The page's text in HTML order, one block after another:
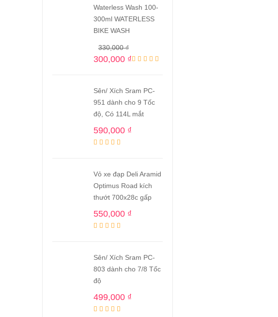
Waterless Wash 100-
300ml WATERLESS
BIKE WASH
330,000₫
300,000 ₫
Sên/ Xích Sram PC-
951 dành cho 9 Tốc
độ, Có 114L mắt
590,000 ₫
Vỏ xe đạp Deli Aramid
Optimus Road kích
thướt 700x28c gấp
550,000 ₫
Sên/ Xích Sram PC-
803 dành cho 7/8 Tốc
độ
499,000 ₫